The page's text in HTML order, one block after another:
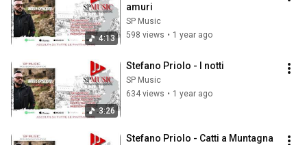
4:13
amuri
SP Music
598 views • 1 year ago
3:26
Stefano Priolo - I notti
SP Music
634 views • 1 year ago
Stefano Priolo - Catti a Muntagna